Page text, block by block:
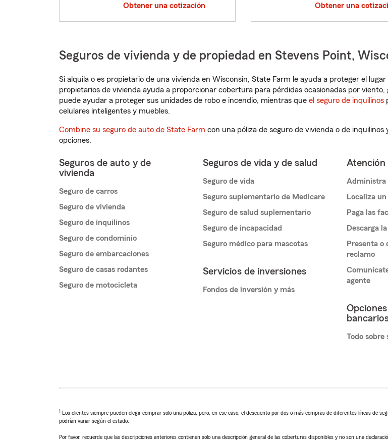
Obtener una cotización
Obtener una
Seguros de vivienda y de propiedad en Stevens Point,
Si alquila o es propietario de una vivienda en Wisconsin, State Farm le ayuda a proteger el
propietarios de vivienda ayuda a proporcionar cobertura para pérdidas ocasionadas por viento,
puede ayudar a proteger sus unidades de robo e incendio, mientras que el seguro de inquilinos
celulares inteligentes y muebles.
Combine su seguro de auto de State Farm con una póliza de seguro de vivienda o de inquilinos
opciones.
Seguros de auto y de
vivienda
Seguro de carros
Seguro de vivienda
Seguro de inquilinos
Seguro de condominio
Seguro de embarcaciones
Seguro de casas rodantes
Seguro de motocicleta
Seguros de vida y de salud
Seguro de vida
Seguro suplementario de Medicare
Seguro de salud suplementario
Seguro de incapacidad
Seguro médico para mascotas
Servicios de inversiones
Fondos de inversión y más
Atención
Administra
Localiza
Paga las
Descarga
Presenta o
reclamo
agente
Todo sobre
1 Los clientes siempre pueden elegir comprar solo una póliza, pero, en ese caso, el descuento por dos o más compras de diferentes líneas de
podrían variar según el estado.
Por favor, recuerde que las descripciones anteriores contienen solo una descripción general de las coberturas disponibles y no son una